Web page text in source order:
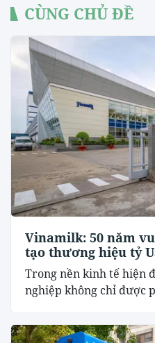
CÙNG CHỦ ĐỀ
Vinamilk: 50 năm
tạo thương hiệu tỷ
Trong nền kinh tế hiện
nghiệp không chỉ được